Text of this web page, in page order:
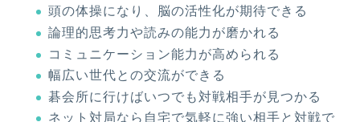
頭の体操になり、脳の活性化が期待できる
論理的思考力や読みの能力が磨かれる
コミュニケーション能力が高められる
幅広い世代との交流ができる
碁会所に行けばいつでも対戦相手が見つかる
ネット対局なら自宅で気軽に強い相手と対戦で